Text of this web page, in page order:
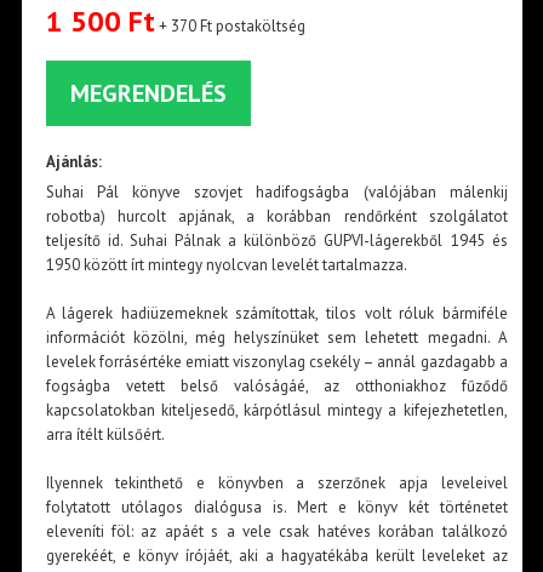
1 500 Ft+ 370 Ft postaköltség
MEGRENDELÉS
Ajánlás:
Suhai Pál könyve szovjet hadifogságba (valójában málenkij
robotba) hurcolt apjának, a korábban rendőrként szolgálatot
teljesítő id. Suhai Pálnak a különböző GUPVI-lágerekből 1945 és
1950 között írt mintegy nyolcvan levelét tartalmazza.
A lágerek hadiüzemeknek számítottak, tilos volt róluk bármiféle
információt közölni, még helyszínüket sem lehetett megadni. A
levelek forrásértéke emiatt viszonylag csekély – annál gazdagabb a
fogságba vetett belső valóságáé, az otthoniakhoz fűződő
kapcsolatokban kiteljesedő, kárpótlásul mintegy a kifejezhetetlen,
arra ítélt külsőért.
Ilyennek tekinthető e könyvben a szerzőnek apja leveleivel
folytatott utólagos dialógusa is. Mert e könyv két történetet
eleveníti föl: az apáét s a vele csak hatéves korában találkozó
gyerekéét, e könyv írójáét, aki a hagyatékába került leveleket az